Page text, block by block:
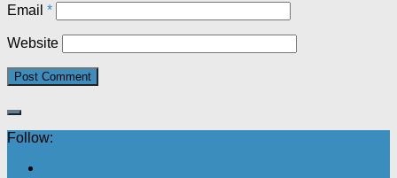
Email *
Website
Follow: